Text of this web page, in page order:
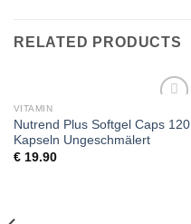
RELATED PRODUCTS
wishlist
VITAMIN
Nutrend Plus Softgel Caps 120
Kapseln Ungeschmälert
€19.90